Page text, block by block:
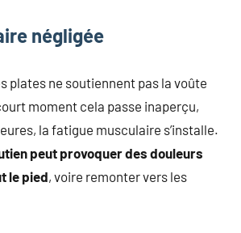
négligée
plates ne soutiennent pas la voûte
moment cela passe inaperçu,
la fatigue musculaire s’installe.
peut provoquer des douleurs
le pied, voire remonter vers les